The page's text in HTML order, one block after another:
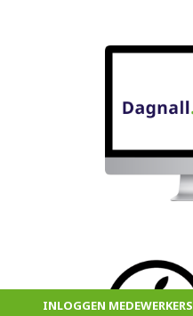
INLOGGEN MEDEWERKERS